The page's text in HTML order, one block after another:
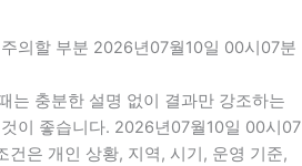
의할 부분 2026년07월10일 00시07분
는 충분한 설명 없이 결과만 강조하는
이 좋습니다. 2026년07월10일 00시07
건은 개인 상황, 지역, 시기, 운영 기준,